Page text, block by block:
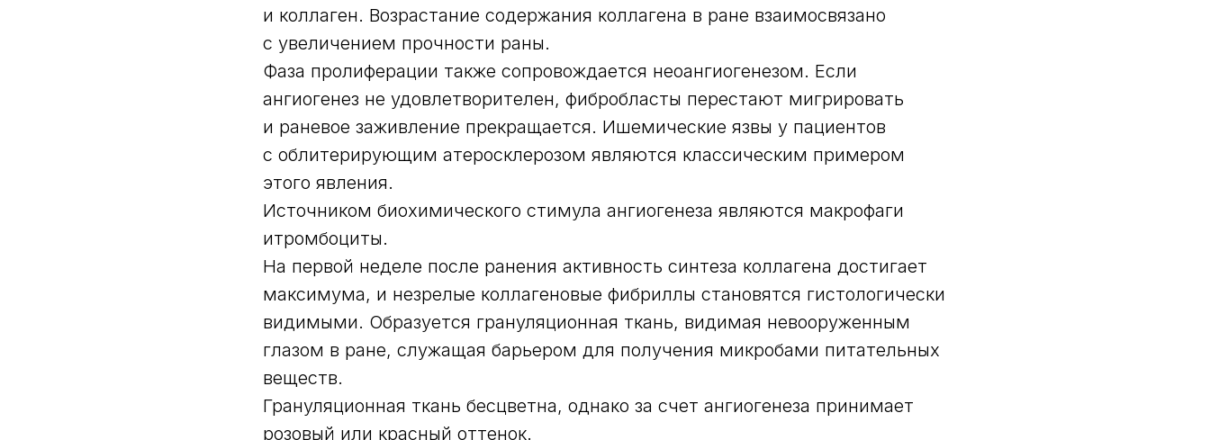
и коллаген. Возрастание содержания коллагена в ране взаимосвязано
с увеличением прочности раны.
Фаза пролиферации также сопровождается неоангиогенезом. Если
ангиогенез не удовлетворителен, фибробласты перестают мигрировать
и раневое заживление прекращается. Ишемические язвы у пациентов
с облитерирующим атеросклерозом являются классическим примером
этого явления.
Источником биохимического стимула ангиогенеза являются макрофаги
итромбоциты.
На первой неделе после ранения активность синтеза коллагена достигает
максимума, и незрелые коллагеновые фибриллы становятся гистологически
видимыми. Образуется грануляционная ткань, видимая невооруженным
глазом в ране, служащая барьером для получения микробами питательных
веществ.
Грануляционная ткань бесцветна, однако за счет ангиогенеза принимает
розовый или красный оттенок.